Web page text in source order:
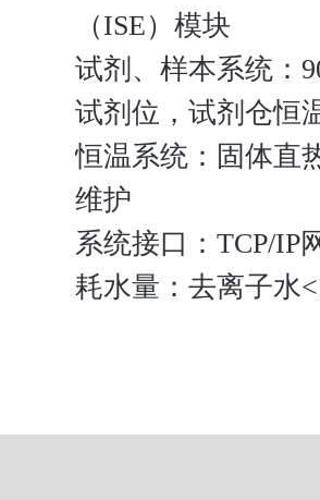
（ISE）模块
试剂、样本系统：
试剂位，试剂仓恒
恒温系统：固体直
维护
系统接口：TCP/IP
耗水量：去离子水